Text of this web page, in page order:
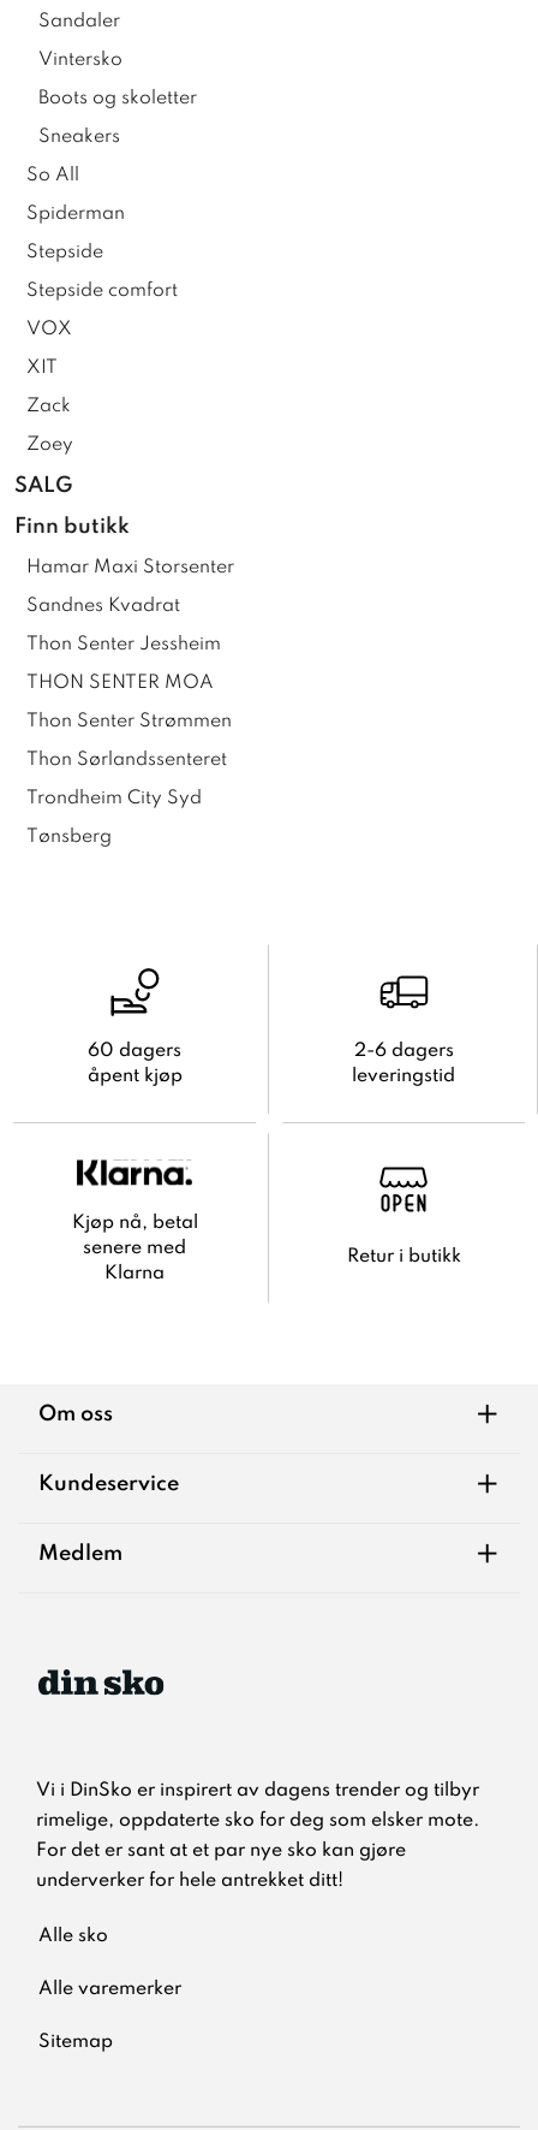
Sandaler
Vintersko
Boots og skoletter
Sneakers
So All
Spiderman
Stepside
Stepside comfort
VOX
XIT
Zack
Zoey
SALG
Finn butikk
Hamar Maxi Storsenter
Sandnes Kvadrat
Thon Senter Jessheim
THON SENTER MOA
Thon Senter Strømmen
Thon Sørlandssenteret
Trondheim City Syd
Tønsberg
60 dagers
åpent kjøp
2-6 dagers
leveringstid
Kjøp nå, betal
senere med
Klarna
Retur i butikk
Om oss +
Kundeservice +
Medlem +
Vi i DinSko er inspirert av dagens trender og tilbyr
rimelige, oppdaterte sko for deg som elsker mote.
For det er sant at et par nye sko kan gjøre
underverker for hele antrekket ditt!
Alle sko
Alle varemerker
Sitemap